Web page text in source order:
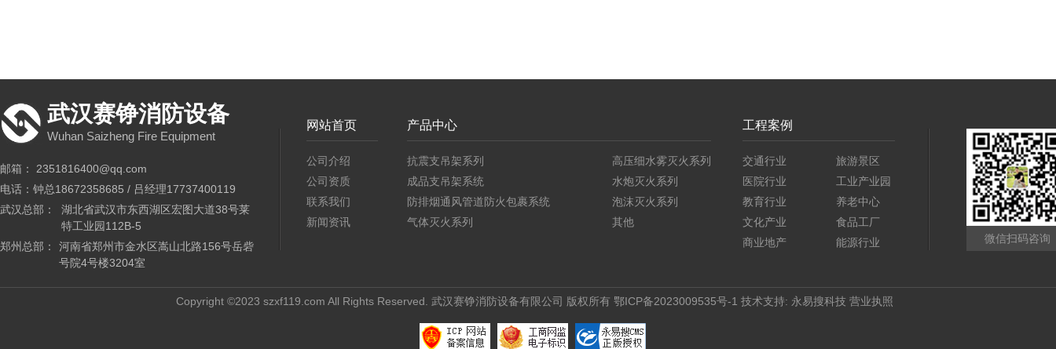
武汉赛铮消防设备
Wuhan Saizheng Fire Equipment
邮箱： 2351816400@qq.com
电话：钟总18672358685 / 吕经理17737400119
武汉总部：
湖北省武汉市东西湖区宏图大道38号莱
特工业园112B-5
郑州总部：
河南省郑州市金水区嵩山北路156号岳砦
号院4号楼3204室
网站首页
公司介绍
公司资质
联系我们
新闻资讯
产品中心
抗震支吊架系列
成品支吊架系统
防排烟通风管道防火包裹系统
气体灭火系列
高压细水雾灭火系列
水炮灭火系列
泡沫灭火系列
其他
工程案例
交通行业
医院行业
教育行业
文化产业
商业地产
旅游景区
工业产业园
养老中心
食品工厂
能源行业
微信扫码咨询
Copyright ©2023 szxf119.com All Rights Reserved. 武汉赛铮消防设备有限公司 版权所有 鄂ICP备2023009535号-1 技术支持: 永易搜科技 营业执照